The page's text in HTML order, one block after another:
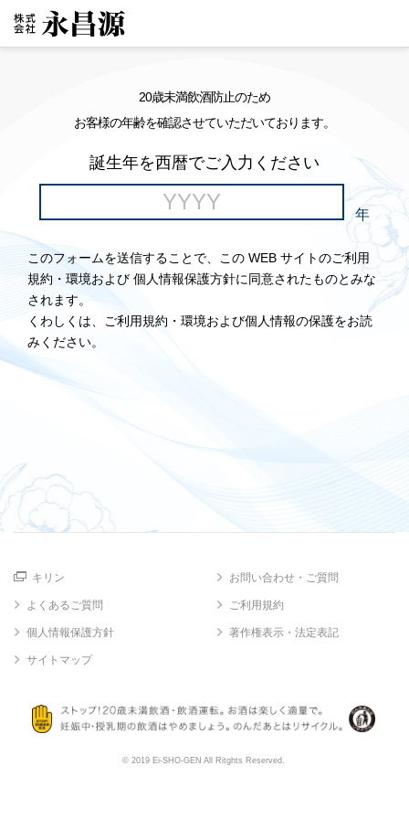
20歳未満飲酒防止のため
お客様の年齢を確認させていただいております。
誕生年を西暦でご入力ください
年
このフォームを送信することで、この WEB サイトのご利用
規約・環境および 個人情報保護方針に同意されたものとみな
されます。
くわしくは、ご利用規約・環境および個人情報の保護をお読
みください。
キリン お問い合わせ・ご質問
よくあるご質問 ご利用規約
個人情報保護方針 著作権表示・法定表記
サイトマップ
© 2019 Ei-SHO-GEN All Ritghts Reserved.